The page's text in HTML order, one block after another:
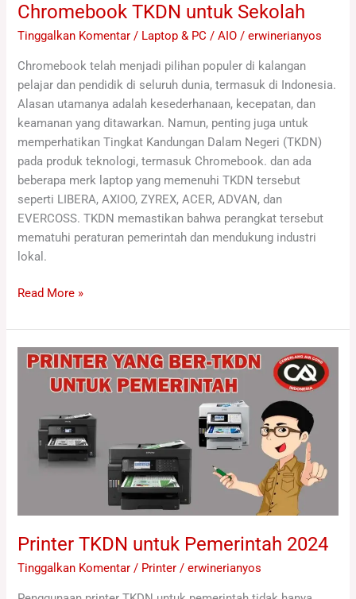
Chromebook TKDN untuk Sekolah
Tinggalkan Komentar / Laptop & PC / AIO /erwinerianyos
Chromebook telah menjadi pilihan populer di kalangan
pelajar dan pendidik di seluruh dunia, termasuk di Indonesia.
Alasan utamanya adalah kesederhanaan, kecepatan, dan
keamanan yang ditawarkan. Namun, penting juga untuk
memperhatikan Tingkat Kandungan Dalam Negeri (TKDN)
pada produk teknologi, termasuk Chromebook. dan ada
beberapa merk laptop yang memenuhi TKDN tersebut
seperti LIBERA, AXIOO, ZYREX, ACER, ADVAN, dan
EVERCOSS. TKDN memastikan bahwa perangkat tersebut
mematuhi peraturan pemerintah dan mendukung industri
lokal.
Read More »
Printer TKDN untuk Pemerintah 2024
Tinggalkan Komentar / Printer /erwinerianyos
Printer
Pemerintah
2024